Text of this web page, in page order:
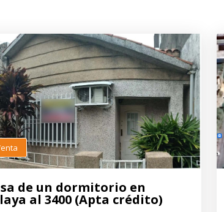
de un dormitorio en
al 3400 (Apta crédito)